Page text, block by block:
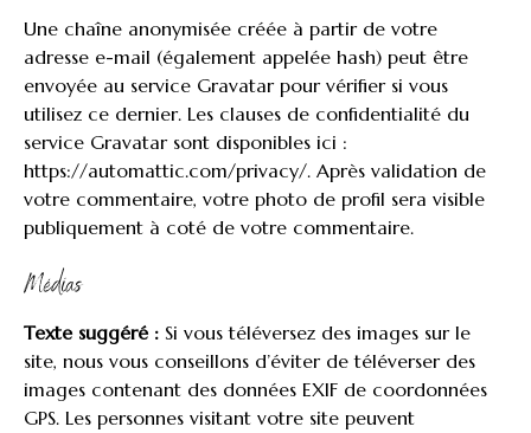
Une chaîne anonymisée créée à partir de votre
adresse e-mail (également appelée hash) peut être
envoyée au service Gravatar pour vérifier si vous
utilisez ce dernier. Les clauses de confidentialité du
service Gravatar sont disponibles ici :
https://automattic.com/privacy/. Après validation de
votre commentaire, votre photo de profil sera visible
publiquement à coté de votre commentaire.
Médias
Texte suggéré : Si vous téléversez des images sur le
site, nous vous conseillons d’éviter de téléverser des
images contenant des données EXIF de coordonnées
GPS. Les personnes visitant votre site peuvent